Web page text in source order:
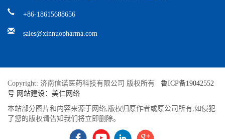
+86-18615688656
sales@xinnuopharma.com
Copyright: 济南信诺医药科技有限公司 版权所有 鲁ICP备19042552
号 网站建设：美仁网络
本站部分图片和内容来源于网络,版权归原作者或原公司所有,如侵犯
了您的版权请告知我们将立即删除。